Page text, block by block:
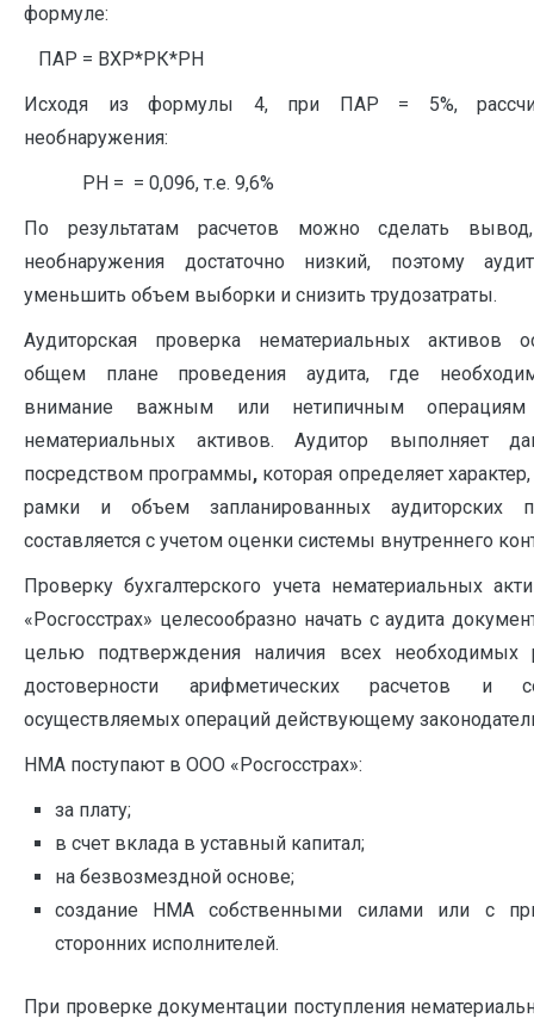
формуле:
ПАР =
Исходя из формулы 4, при ПАР = 5%,
необнаружения:
РН = = 0,096, т.е. 9,6%
По результатам расчетов можно сделать
необнаружения достаточно низкий, поэтому
уменьшить объем выборки и снизить трудозатраты.
Аудиторская проверка нематериальных активов
общем плане проведения аудита, где
внимание важным или нетипичным
нематериальных активов. Аудитор выполняет
посредством программы, которая определяет
рамки и объем запланированных аудиторских
составляется с учетом оценки системы внутреннего
Проверку бухгалтерского учета нематериальных
«Росгосстрах» целесообразно начать с аудита
целью подтверждения наличия всех необходимых
достоверности арифметических расчетов и
осуществляемых операций действующему
НМА поступают в ООО «Росгосстрах»:
за плату;
в счет вклада в уставный капитал;
на безвозмездной основе;
создание НМА собственными силами или с
сторонних исполнителей.
При проверке документации поступления